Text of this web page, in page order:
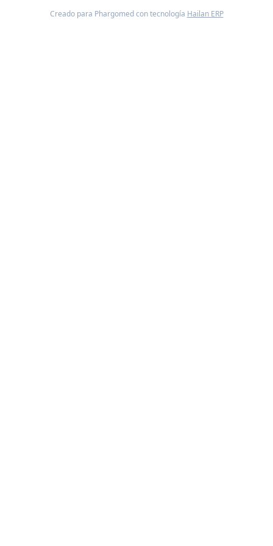
Creado para Phargomed con tecnología Hailan ERP